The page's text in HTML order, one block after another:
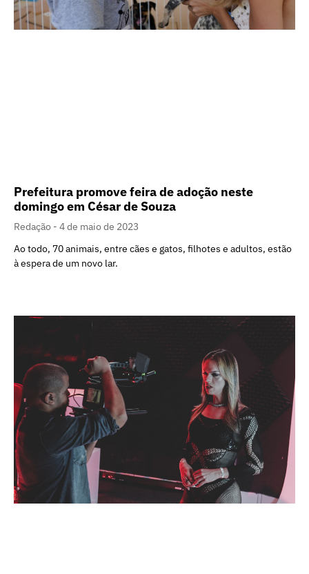
Prefeitura promove feira de adoção neste
domingo em César de Souza
Redação
4 de maio de 2023
Ao todo, 70 animais, entre cães e gatos, filhotes e adultos, estão
à espera de um novo lar.